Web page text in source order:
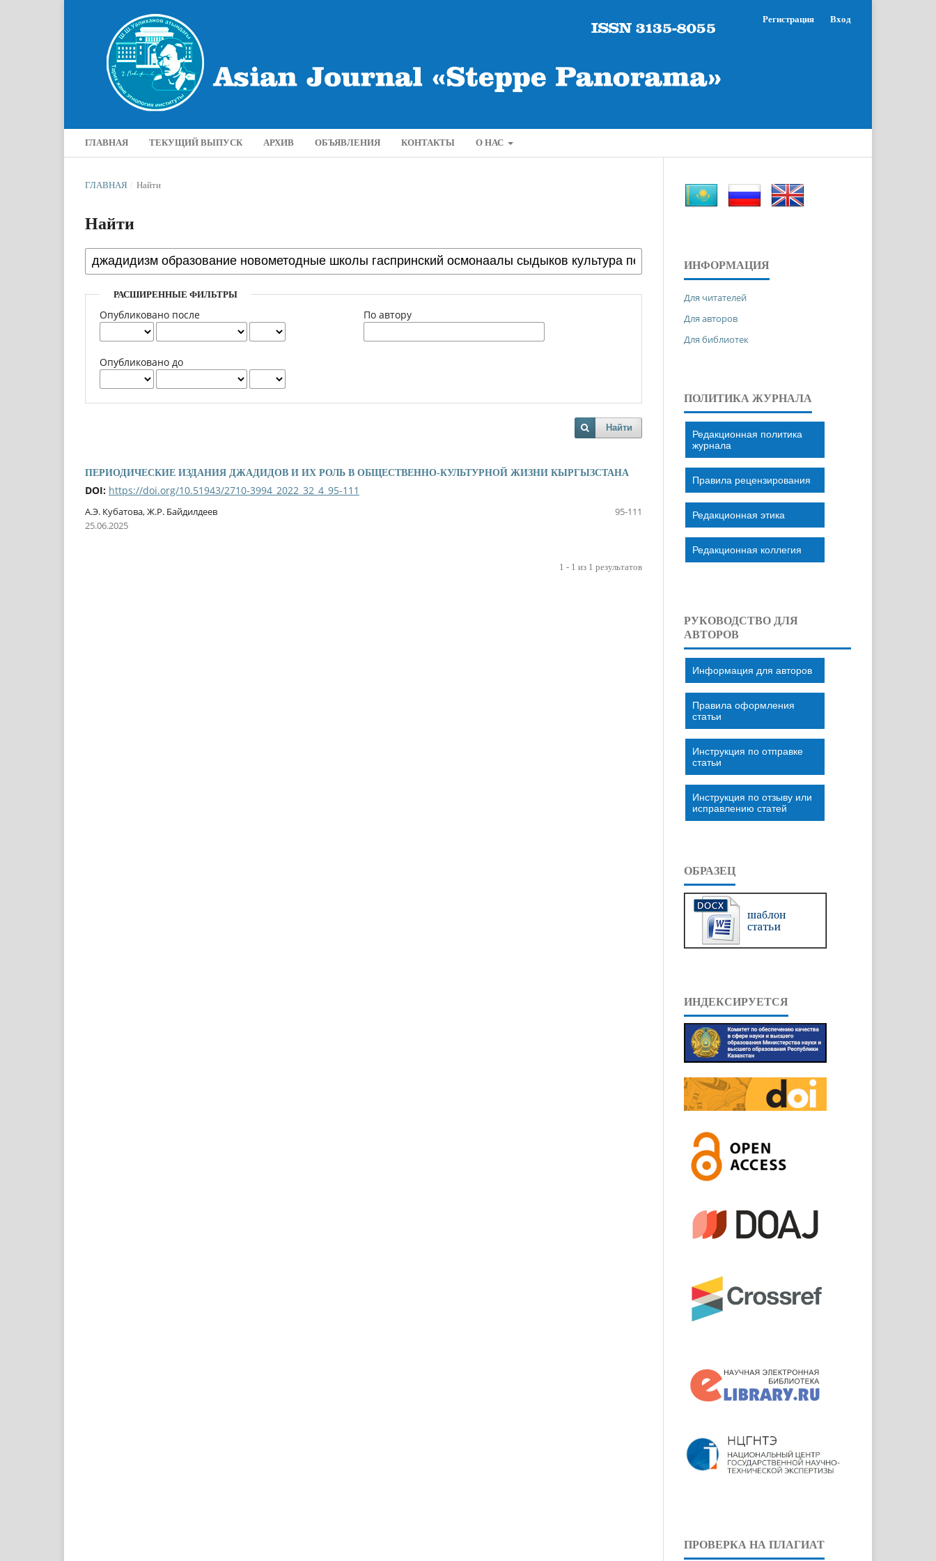
ГЛАВНАЯ ТЕКУЩИЙ ВЫПУСК АРХИВ ОБЪЯВЛЕНИЯ КОНТАКТЫ О НАС
Регистрация Вход
ГЛАВНАЯ / Найти
Найти
РАСШИРЕННЫЕ ФИЛЬТРЫ
Опубликовано после
Опубликовано до
По автору
Найти
ПЕРИОДИЧЕСКИЕ ИЗДАНИЯ ДЖАДИДОВ И ИХ РОЛЬ В ОБЩЕСТВЕННО-КУЛЬТУРНОЙ ЖИЗНИ КЫРГЫЗСТАНА
DOI: https://doi.org/10.51943/2710-3994_2022_32_4_95-111
А.Э. Кубатова, Ж.Р. Байдилдеев
95-111
25.06.2025
1 - 1 из 1 результатов
ИНФОРМАЦИЯ
Для читателей
Для авторов
Для библиотек
ПОЛИТИКА ЖУРНАЛА
Редакционная политика
журнала
Правила рецензирования
Редакционная этика
Редакционная коллегия
РУКОВОДСТВО ДЛЯ
АВТОРОВ
Информация для авторов
Правила оформления
статьи
Инструкция по отправке
статьи
Инструкция по отзыву или
исправлению статей
ОБРАЗЕЦ
ИНДЕКСИРУЕТСЯ
ПРОВЕРКА НА ПЛАГИАТ